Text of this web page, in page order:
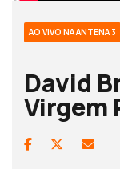
AO VIVO NA ANTENA 3
David
Virgem